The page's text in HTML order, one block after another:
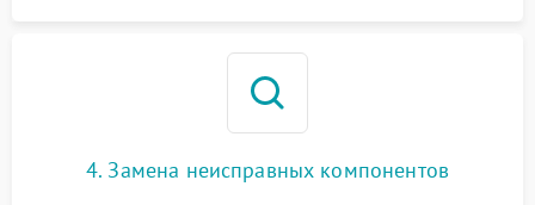
4. Замена неисправных компонентов